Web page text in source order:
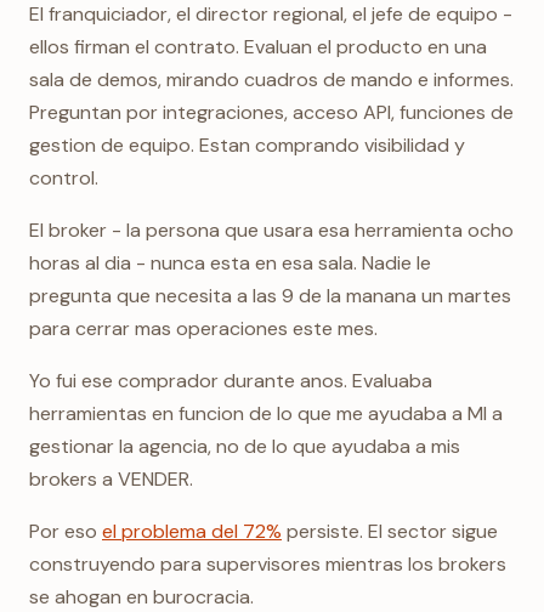
El franquiciador, el director regional, el jefe de equipo -
ellos firman el contrato. Evaluan el producto en una
sala de demos, mirando cuadros de mando e informes.
Preguntan por integraciones, acceso API, funciones de
gestion de equipo. Estan comprando visibilidad y
control.
El broker - la persona que usara esa herramienta ocho
horas al dia - nunca esta en esa sala. Nadie le
pregunta que necesita a las 9 de la manana un martes
para cerrar mas operaciones este mes.
Yo fui ese comprador durante anos. Evaluaba
herramientas en funcion de lo que me ayudaba a MI a
gestionar la agencia, no de lo que ayudaba a mis
brokers a VENDER.
Por eso el problema del 72% persiste. El sector sigue
construyendo para supervisores mientras los brokers
se ahogan en burocracia.